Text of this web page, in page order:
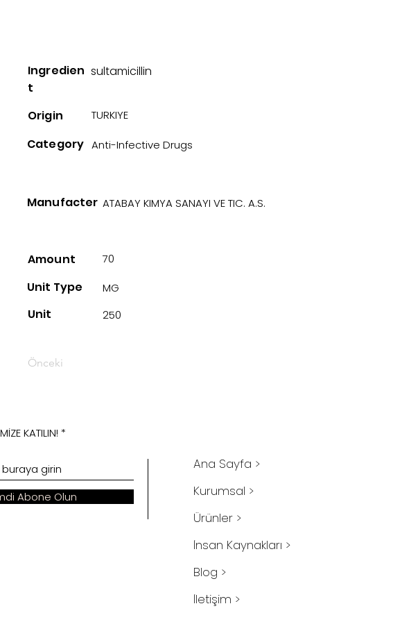
Ingredien
t
sultamicillin
Origin TURKIYE
Category Anti-Infective Drugs
Manufacter ATABAY KIMYA SANAYI VE TIC. A.S.
Amount 70
Unit Type
Unit
MG
250
Önceki
KATILIN!
Abone Olun
Ana Sayfa >
Kurumsal >
Ürünler >
İnsan Kaynakları >
Blog >
İletişim >